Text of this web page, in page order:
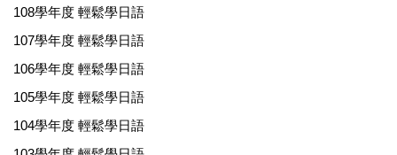
108學年度 輕鬆學日語
107學年度 輕鬆學日語
106學年度 輕鬆學日語
105學年度 輕鬆學日語
104學年度 輕鬆學日語